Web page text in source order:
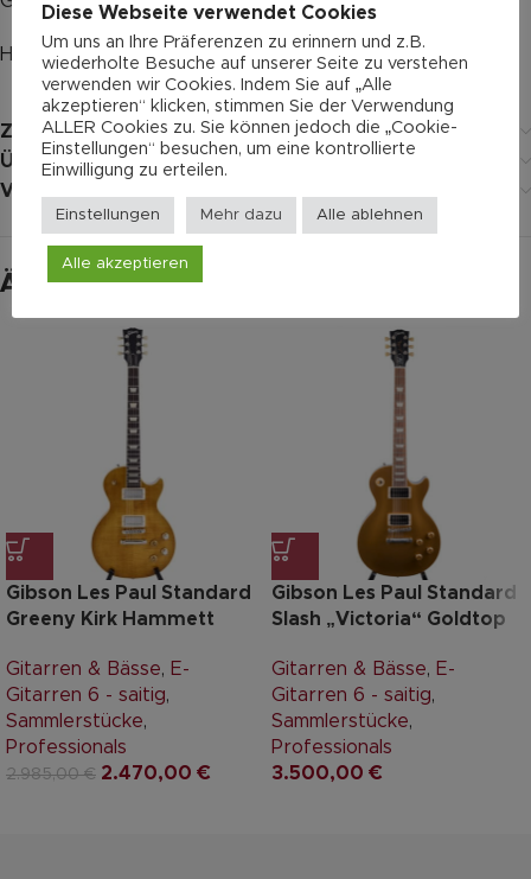
Halsmaterial: Mahagoni
Zusätzliche Informationen
Über Gibson
Versand
Ähnliche Produkte
Gibson Les Paul Standard
Greeny Kirk Hammett
Gitarren & Bässe, E-
Gitarren 6 - saitig,
Sammlerstücke,
Professionals
2.985,00€ 2.470,00 €
Gibson Les Paul Standard
Slash „Victoria“ Goldtop
Gitarren & Bässe, E-
Gitarren 6 - saitig,
Sammlerstücke,
Professionals
3.500,00 €
Diese Webseite verwendet Cookies
Um uns an Ihre Präferenzen zu erinnern und z.B.
wiederholte Besuche auf unserer Seite zu verstehen
verwenden wir Cookies. Indem Sie auf „Alle
akzeptieren“ klicken, stimmen Sie der Verwendung
ALLER Cookies zu. Sie können jedoch die „Cookie-
Einstellungen“ besuchen, um eine kontrollierte
Einwilligung zu erteilen.
Einstellungen Mehr dazu Alle ablehnen
Alle akzeptieren